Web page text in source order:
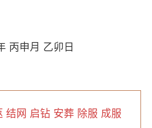
丙申月 乙卯日
结网 启钻 安葬 除服 成服